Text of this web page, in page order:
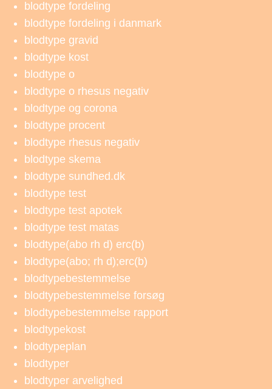
blodtype fordeling
blodtype fordeling i danmark
blodtype gravid
blodtype kost
blodtype o
blodtype o rhesus negativ
blodtype og corona
blodtype procent
blodtype rhesus negativ
blodtype skema
blodtype sundhed.dk
blodtype test
blodtype test apotek
blodtype test matas
blodtype(abo rh d) erc(b)
blodtype(abo; rh d);erc(b)
blodtypebestemmelse
blodtypebestemmelse forsøg
blodtypebestemmelse rapport
blodtypekost
blodtypeplan
blodtyper
blodtyper arvelighed